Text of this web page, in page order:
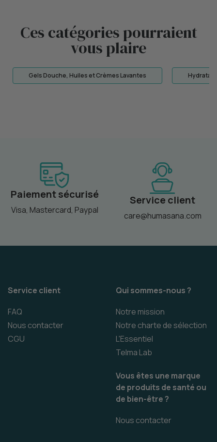
Ces catégories pourraient
vous plaire
Gels Douche, Huiles et Crèmes Lavantes
Paiement sécurisé
Visa, Mastercard, Paypal
Service client
care@humasana.com
Service client
FAQ
Nous contacter
CGU
Qui sommes-nous ?
Notre mission
Notre charte de sélection
L'Essentiel
Telma Lab
Vous êtes une marque
de produits de santé ou
de bien-être ?
Nous contacter